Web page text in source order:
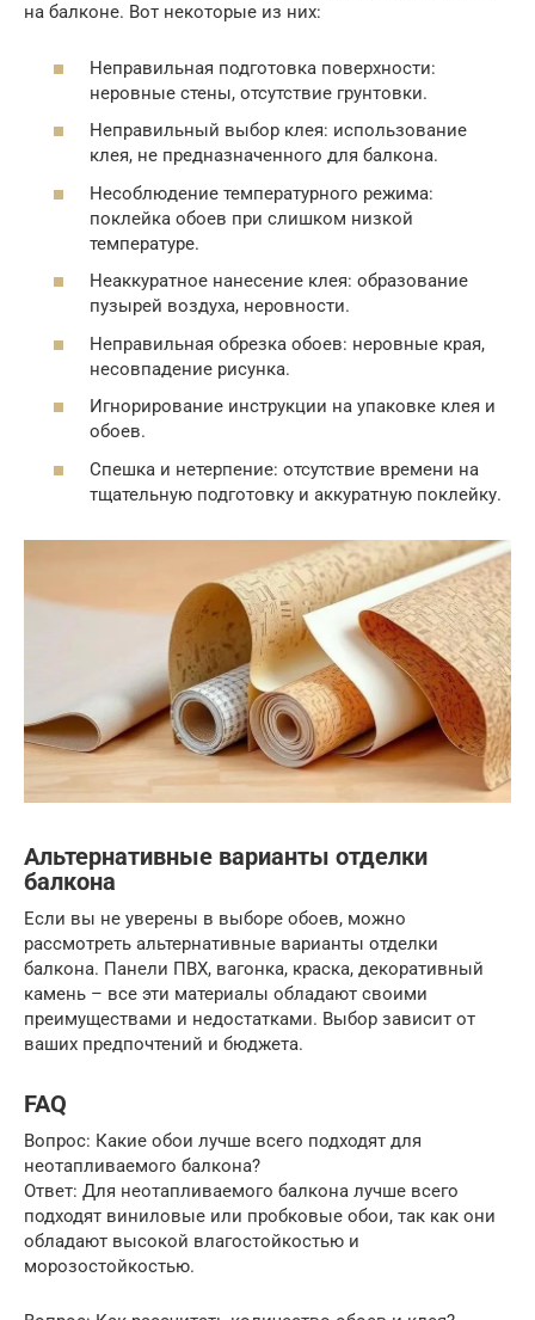
на балконе. Вот некоторые из них:
Неправильная подготовка поверхности:
неровные стены, отсутствие грунтовки.
Неправильный выбор клея: использование
клея, не предназначенного для балкона.
Несоблюдение температурного режима:
поклейка обоев при слишком низкой
температуре.
Неаккуратное нанесение клея: образование
пузырей воздуха, неровности.
Неправильная обрезка обоев: неровные края,
несовпадение рисунка.
Игнорирование инструкции на упаковке клея и
обоев.
Спешка и нетерпение: отсутствие времени на
тщательную подготовку и аккуратную поклейку.
Альтернативные варианты отделки
балкона
Если вы не уверены в выборе обоев, можно
рассмотреть альтернативные варианты отделки
балкона. Панели ПВХ, вагонка, краска, декоративный
камень – все эти материалы обладают своими
преимуществами и недостатками. Выбор зависит от
ваших предпочтений и бюджета.
FAQ
Вопрос: Какие обои лучше всего подходят для
неотапливаемого балкона?
Ответ: Для неотапливаемого балкона лучше всего
подходят виниловые или пробковые обои, так как они
обладают высокой влагостойкостью и
морозостойкостью.